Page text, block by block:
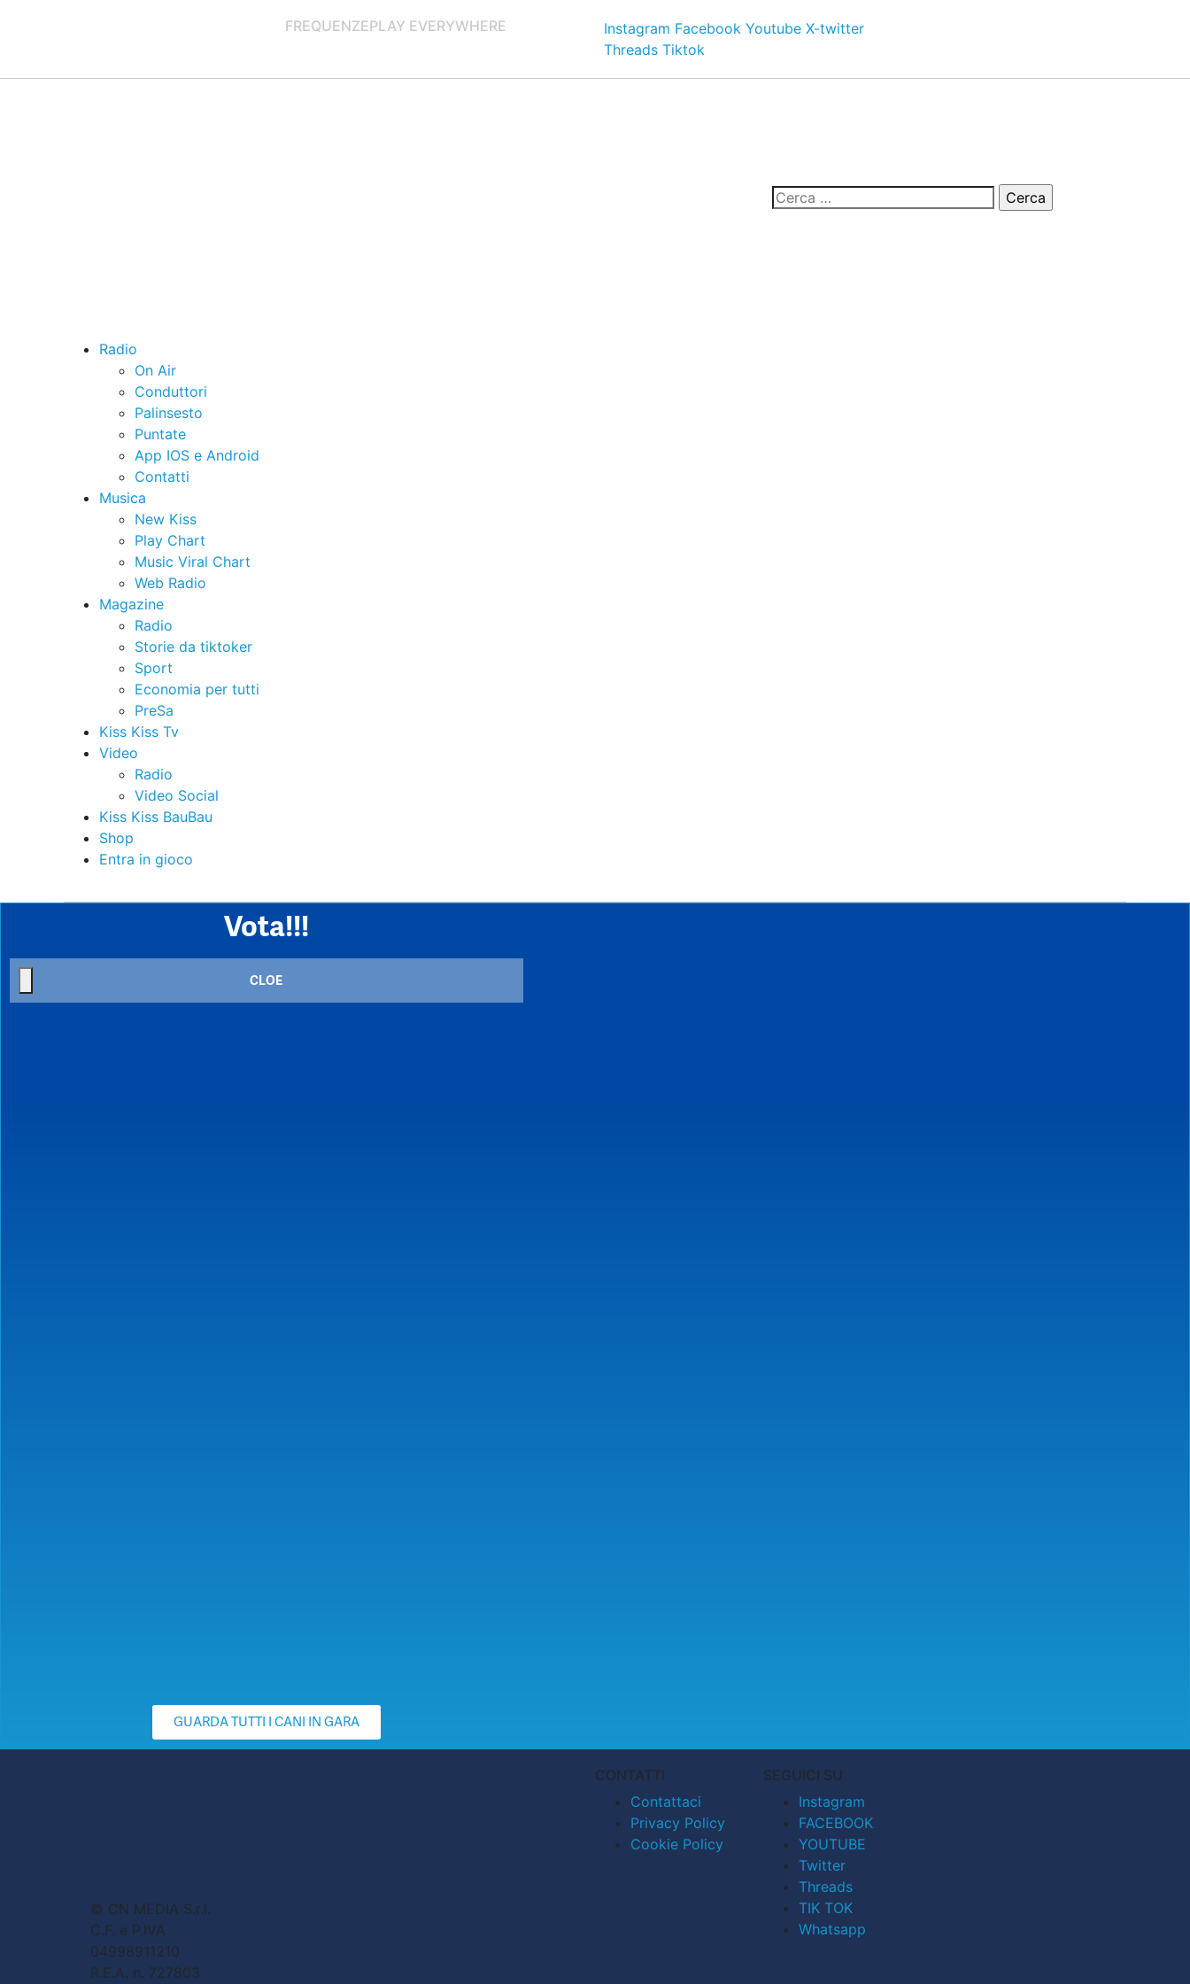
FREQUENZEPLAY EVERYWHERE Instagram Facebook Youtube X-twitter
Threads Tiktok
Radio
On Air
Conduttori
Palinsesto
Puntate
App IOS e Android
Contatti
Musica
New Kiss
Play Chart
Music Viral Chart
Web Radio
Magazine
Radio
Storie da tiktoker
Sport
Economia per tutti
PreSa
Kiss Kiss Tv
Video
Radio
Video Social
Kiss Kiss BauBau
Shop
Entra in gioco
Vota!!!
CLOE
GUARDA TUTTI I CANI IN GARA
© CN MEDIA S.r.l.
C.F. e P.IVA
04998911210
R.E.A. n. 727803
CONTATTI
Contattaci
Privacy Policy
Cookie Policy
SEGUICI SU
Instagram
FACEBOOK
YOUTUBE
Twitter
Threads
TIK TOK
Whatsapp